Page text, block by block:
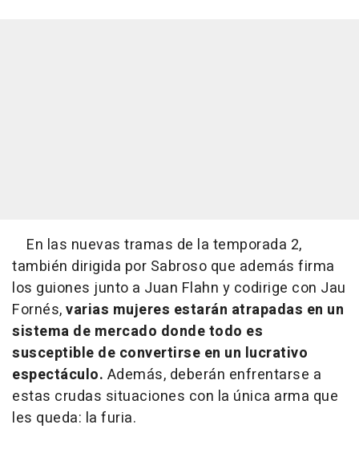
En las nuevas tramas de la temporada 2,
también dirigida por Sabroso que además firma
los guiones junto a Juan Flahn y codirige con Jau
Fornés,varias mujeres estarán atrapadas en un
sistema de mercado donde todo es
susceptible de convertirse en un lucrativo
espectáculo. Además, deberán enfrentarse a
estas crudas situaciones con la única arma que
les queda: la furia.